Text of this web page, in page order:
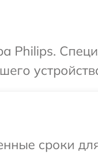
Philips.
сроки